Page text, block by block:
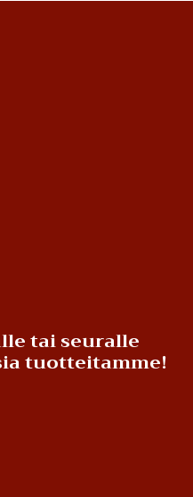
tai seuralle
tuotteitamme!